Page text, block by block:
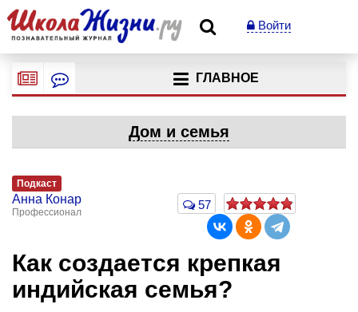
Войти
ГЛАВНОЕ
Дом и семья
Подкаст
Анна Конар
Профессионал
57
Как создается крепкая
индийская семья?